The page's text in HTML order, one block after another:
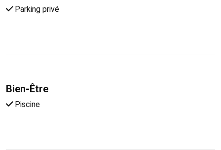
Parking privé
Bien-Être
Piscine